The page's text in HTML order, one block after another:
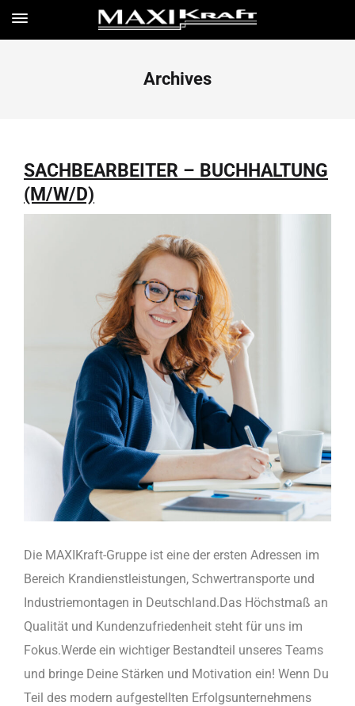
Archives
SACHBEARBEITER – BUCHHALTUNG
(M/W/D)
Die MAXIKraft-Gruppe ist eine der ersten Adressen im
Bereich Krandienstleistungen, Schwertransporte und
Industriemontagen in Deutschland.Das Höchstmaß an
Qualität und Kundenzufriedenheit steht für uns im
Fokus.Werde ein wichtiger Bestandteil unseres Teams
und bringe Deine Stärken und Motivation ein! Wenn Du
Teil des modern aufgestellten Erfolgsunternehmens